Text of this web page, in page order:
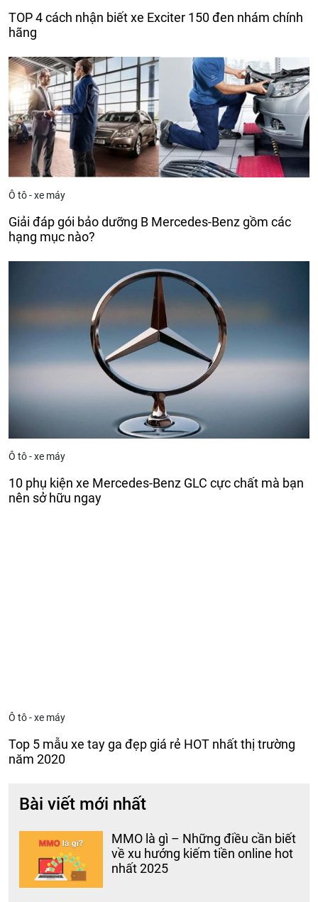
TOP 4 cách nhận biết xe Exciter 150 đen nhám chính
hãng
Ô tô - xe máy
Giải đáp gói bảo dưỡng B Mercedes-Benz gồm các
hạng mục nào?
Ô tô - xe máy
10 phụ kiện xe Mercedes-Benz GLC cực chất mà bạn
nên sở hữu ngay
Ô tô - xe máy
Top 5 mẫu xe tay ga đẹp giá rẻ HOT nhất thị trường
năm 2020
Bài viết mới nhất
MMO là gì – Những điều cần biết
về xu hướng kiếm tiền online hot
nhất 2025